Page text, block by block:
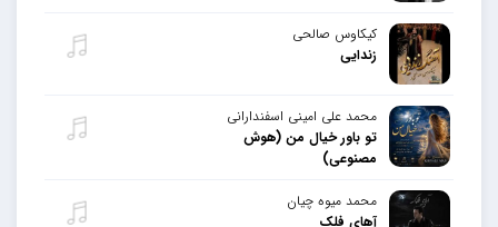
کیکاوس صالحی
زندایی
محمد علی امینی اسفندارانی
تو باور خیال من (هوش
مصنوعی)
محمد میوه چیان
آهای فلک